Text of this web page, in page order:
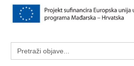
Search
for: